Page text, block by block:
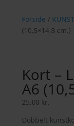
Forside /
(10,5×14,8 cm.)
Kort –
A6
25,00 kr.
Dobbelt